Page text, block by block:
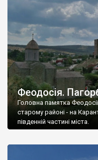
Феодосія.
Головна памятка
старому районі - на
південній частині міста.